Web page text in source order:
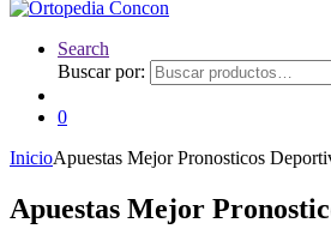
Search
Buscar por:
0
InicioApuestas Mejor Pronosticos
Apuestas Mejor